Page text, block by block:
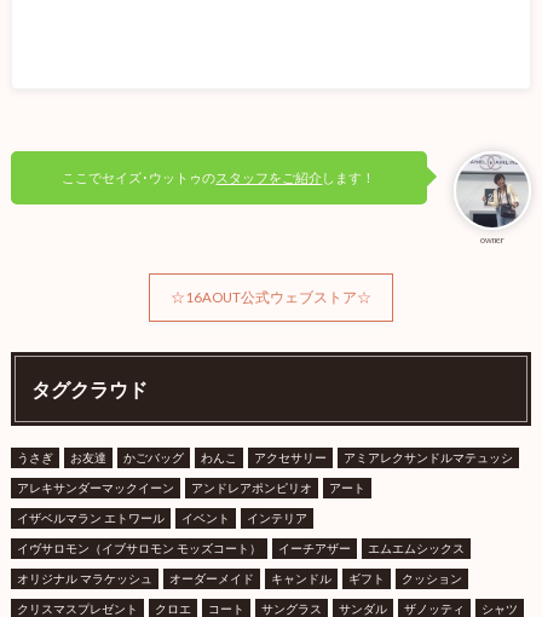
owner
ここでセイズ･ウットゥのスタッフをご紹介します！
☆16AOUT公式ウェブストア☆
タグクラウド
うさぎ お友達 かごバッグ わんこ アクセサリー アミアレクサンドルマテュッシ
アレキサンダーマックイーン アンドレアポンピリオ アート
イザベルマラン エトワール イベント インテリア
イヴサロモン（イブサロモン モッズコート） イーチアザー エムエムシックス
オリジナル マラケッシュ オーダーメイド キャンドル ギフト クッション
クリスマスプレゼント クロエ コート サングラス サンダル ザノッティ シャツ